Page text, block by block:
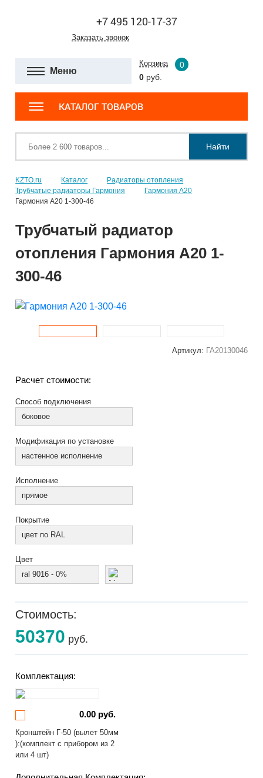
+7 495 120-17-37
Заказать звонок
Меню
Корзина
0
0 руб.
КАТАЛОГ ТОВАРОВ
Найти
KZTO.ru Каталог
Радиаторы отопления
Трубчатые радиаторы Гармония
Гармония А20
Гармония А20 1-300-46
Трубчатый радиатор
отопления Гармония А20 1-
300-46
Артикул: ГА20130046
Расчет стоимости:
Способ подключения
боковое
Модификация по установке
настенное исполнение
Исполнение
прямое
Покрытие
цвет по RAL
Цвет
ral 9016 - 0%
Стоимость:
50370 руб.
Комплектация:
0.00 руб.
Кронштейн Г-50 (вылет 50мм
):(комплект с прибором из 2
или 4 шт)